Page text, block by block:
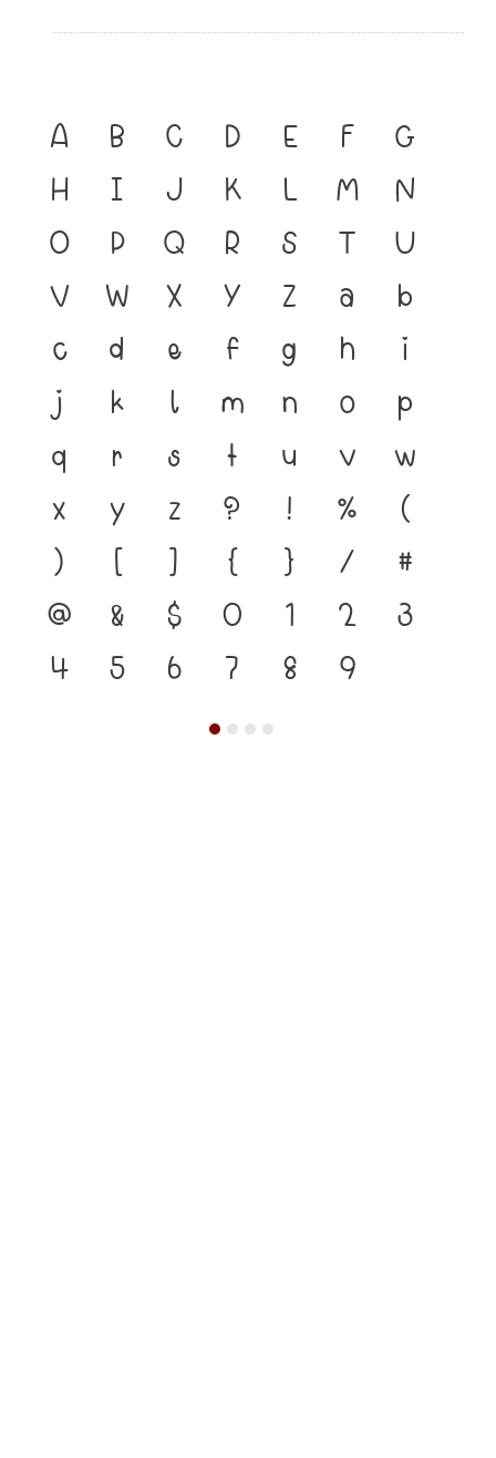
A B C D E F
G
H
I J K L M
N
O
P Q R S T
U
V
W X Y Z a
b
c
d e f g h
i
j
k l m n o
p
q
r s t u v
w
x
y z ? ! %
(
)
[ ] { } /
#
@
& $ 0 1 2
3
4
5 6 7 8 9